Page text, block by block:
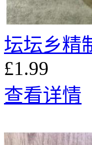
坛坛乡精
£1.99
查看详情